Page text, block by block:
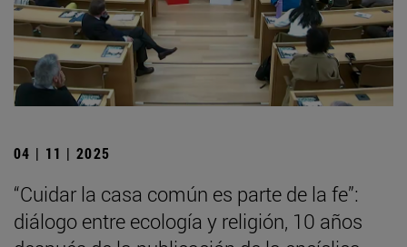
04 | 11 | 2025
“Cuidar la casa común es parte de la fe”:
diálogo entre ecología y religión, 10 años